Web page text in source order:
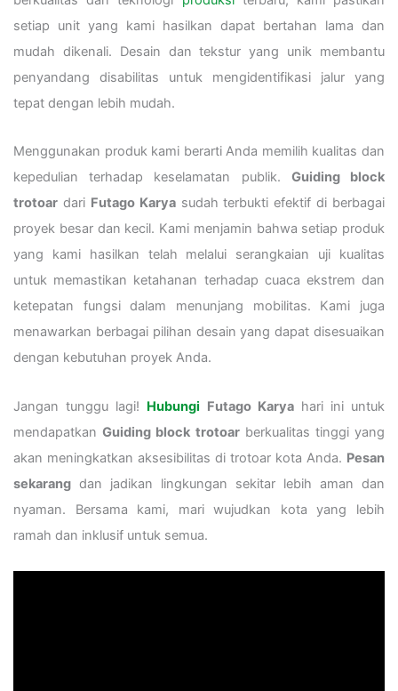
setiap unit yang kami hasilkan dapat bertahan lama dan
mudah dikenali. Desain dan tekstur yang unik membantu
penyandang disabilitas untuk mengidentifikasi jalur yang
tepat dengan lebih mudah.
Menggunakan produk kami berarti Anda memilih kualitas dan
kepedulian terhadap keselamatan publik. Guiding block
trotoar dari Futago Karyasudah terbukti efektif di berbagai
proyek besar dan kecil. Kami menjamin bahwa setiap produk
yang kami hasilkan telah melalui serangkaian uji kualitas
untuk memastikan ketahanan terhadap cuaca ekstrem dan
ketepatan fungsi dalam menunjang mobilitas. Kami juga
menawarkan berbagai pilihan desain yang dapat disesuaikan
dengan kebutuhan proyek Anda.
Jangan tunggu lagi! Hubungi Futago Karyahari ini untuk
mendapatkanGuiding block trotoarberkualitas tinggi yang
akan meningkatkan aksesibilitas di trotoar kota Anda. Pesan
sekarang dan jadikan lingkungan sekitar lebih aman dan
nyaman. Bersama kami, mari wujudkan kota yang lebih
ramah dan inklusif untuk semua.